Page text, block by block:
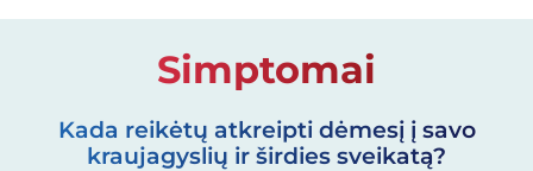
Simptomai
Kada reikėtų atkreipti dėmesį į savo
kraujagyslių ir širdies sveikatą?